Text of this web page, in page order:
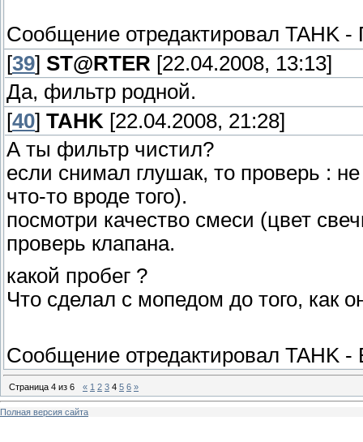
Сообщение отредактировал TAHK -
[39] ST@RTER [22.04.2008, 13:13]
Да, фильтр родной.
[40] TAHK [22.04.2008, 21:28]
А ты фильтр чистил?
если снимал глушак, то проверь :
что-то вроде того).
посмотри качество смеси (цвет
проверь клапана.
какой пробег ?
Что сделал с мопедом до того, как
Сообщение отредактировал TAHK -
Страница 4 из 6 « 1 2 3 4 5 6 »
Полная версия сайта